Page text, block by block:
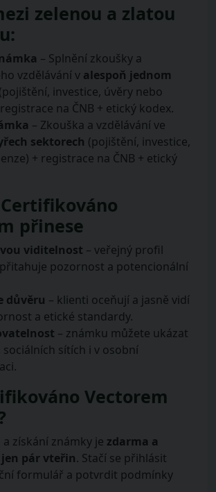
zelenou a zlatou
– Splnění zkoušky a
vzdělávání v alespoň jednom
(pojištění, investice, úvěry nebo
na ČNB + etický kodex.
– Zkouška a vzdělávání ve
sektorech (pojištění, investice,
+ registrace na ČNB + etický
Certifikováno
přinese
viditelnost – veřejný profil
pozornost a potencionální
důvěru – klienti oceňují a jasně vidí
a etické standardy.
– známku můžete ukázat
sociálních sítích i v osobní
Vectorem
získání známky je zdarma a
pár vteřin. Stačí se přihlásit
formulář a potvrdit podmínky